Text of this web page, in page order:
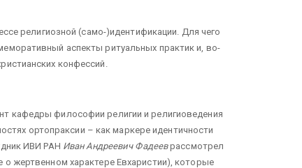
религиозной (само-)идентификации. Для чего
аспекты ритуальных практик и, во-
конфессий.
кафедры философии религии и религиоведения
ортопраксии – как маркере идентичности
ИВИ РАН Иван Андреевич Фадееврассмотрел
о жертвенном характере Евхаристии), которые